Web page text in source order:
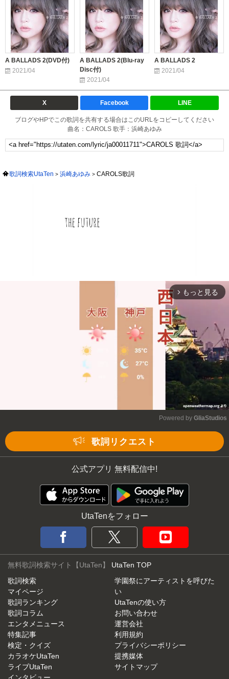
A BALLADS 2(DVD付)
2021/04
A BALLADS 2(Blu-ray
Disc付)
2021/04
A BALLADS 2
2021/04
X Facebook LINE
ブログやHPでこの歌詞を共有する場合はこのURLをコピーしてください
曲名：CAROLS 歌手：浜崎あゆみ
歌詞検索UtaTen 浜崎あゆみ CAROLS歌詞
arrow_forward_ios もっと見る
Powered by GliaStudios
歌詞リクエスト
公式アプリ 無料配信中!
UtaTenをフォロー
無料歌詞検索サイト【UtaTen】 UtaTen TOP
歌詞検索
マイページ
歌詞ランキング
歌詞コラム
エンタメニュース
特集記事
検定・クイズ
カラオケUtaTen
ライブUtaTen
学園祭にアーティストを呼びた
い
UtaTenの使い方
お問い合わせ
運営会社
利用規約
プライバシーポリシー
提携媒体
サイトマップ